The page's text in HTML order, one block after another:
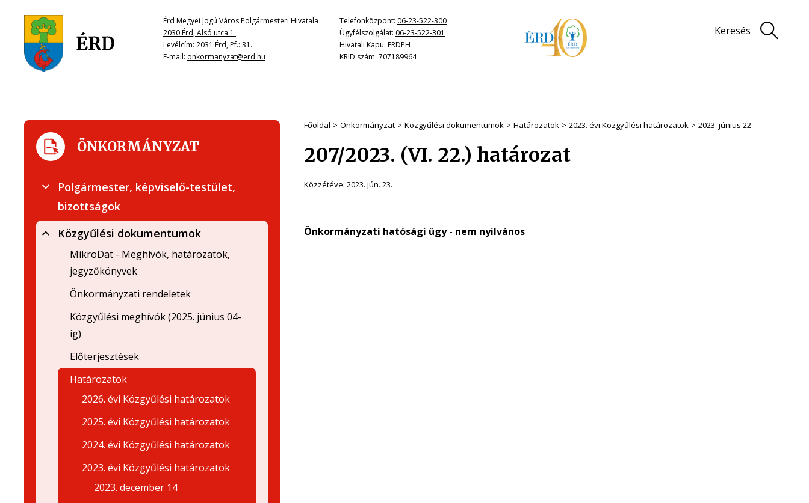
Érd Megyei Jogú Város Polgármesteri Hivatala
2030 Érd, Alsó utca 1.
Levélcím: 2031 Érd, Pf.: 31.
E-mail: onkormanyzat@erd.hu
Telefonközpont: 06-23-522-300
Ügyfélszolgálat: 06-23-522-301
Hivatali Kapu: ERDPH
KRID szám: 707189964
Keresés
Főoldal Önkormányzat Közgyűlési dokumentumok Határozatok 2023. évi Közgyűlési határozatok 2023. június 22
207/2023. (VI. 22.) határozat
Közzétéve: 2023. jún. 23.
Önkormányzati hatósági ügy - nem nyilvános
ÖNKORMÁNYZAT
Polgármester, képviselő-testület,
bizottságok
Közgyűlési dokumentumok
MikroDat - Meghívók, határozatok,
jegyzőkönyvek
Önkormányzati rendeletek
Közgyűlési meghívók (2025. június 04-
ig)
Előterjesztések
Határozatok
2026. évi Közgyűlési határozatok
2025. évi Közgyűlési határozatok
2024. évi Közgyűlési határozatok
2023. évi Közgyűlési határozatok
2023. december 14